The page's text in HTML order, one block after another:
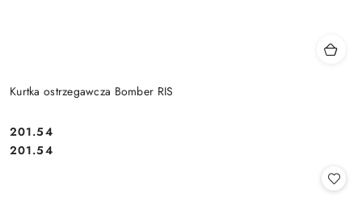
Kurtka ostrzegawcza Bomber RIS
Cena:
201.54
Cena:
201.54